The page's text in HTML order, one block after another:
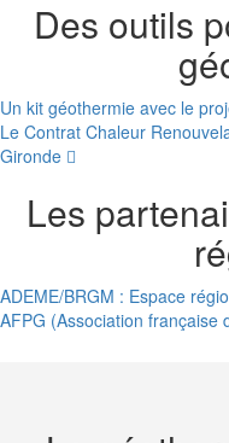
Des outils
Un kit géothermie avec le
Le Contrat Chaleur
Gironde
Les
ADEME/BRGM : Espace
AFPG (Association française